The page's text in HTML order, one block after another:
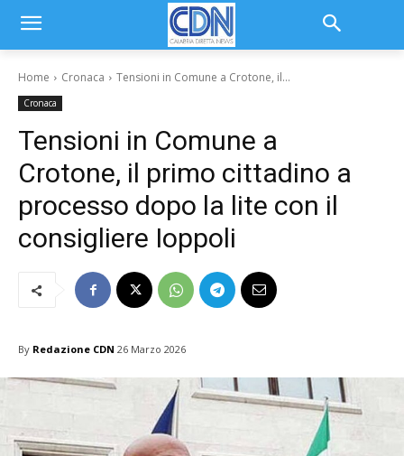
Home Cronaca Tensioni in Comune a Crotone, il...
Cronaca
Tensioni in Comune a
Crotone, il primo cittadino a
processo dopo la lite con il
consigliere Ioppoli
By Redazione CDN 26 Marzo 2026